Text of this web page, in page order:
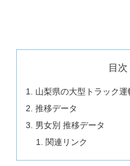
目次
山梨県の大型トラック
推移データ
男女別 推移データ
関連リンク